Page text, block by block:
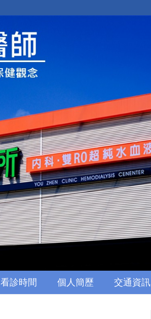
看診時間 個人簡歷 交通資訊